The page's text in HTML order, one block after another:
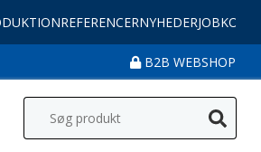
REFERENCERNYHEDERJOB
B2B WEBSHOP